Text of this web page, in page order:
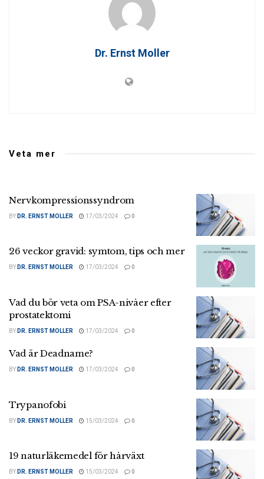
Dr. Ernst Moller
Veta mer
Nervkompressionssyndrom
BY DR. ERNST MOLLER 17/03/2024 0
26 veckor gravid: symtom, tips och mer
BY DR. ERNST MOLLER 17/03/2024 0
Vad du bör veta om PSA-nivåer efter
prostatektomi
BY DR. ERNST MOLLER 17/03/2024 0
Vad är Deadname?
BY DR. ERNST MOLLER 17/03/2024 0
Trypanofobi
BY DR. ERNST MOLLER 15/03/2024 0
19 naturläkemedel för hårväxt
BY DR. ERNST MOLLER 15/03/2024 0